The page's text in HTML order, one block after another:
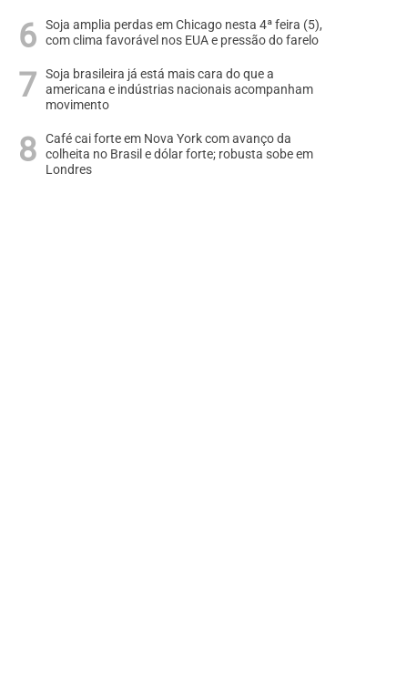
Soja amplia perdas em Chicago nesta 4ª feira (5),
com clima favorável nos EUA e pressão do farelo
Soja brasileira já está mais cara do que a
americana e indústrias nacionais acompanham
movimento
Café cai forte em Nova York com avanço da
colheita no Brasil e dólar forte; robusta sobe em
Londres